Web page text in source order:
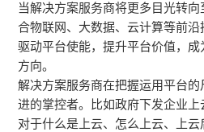
当解决方案服务商将更多目光转
合物联网、大数据、云计算等前沿
驱动平台使能，提升平台价值，
方向。
解决方案服务商在把握运用平台
进的掌控者。比如政府下发企业
对于什么是上云、怎么上云、上